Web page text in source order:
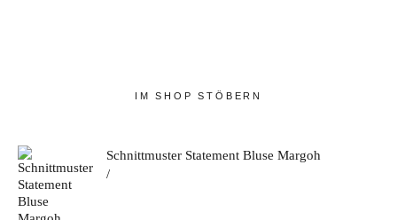
IM SHOP STÖBERN
Schnittmuster Statement Bluse Margoh